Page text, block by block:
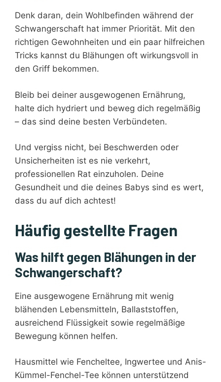
Denk daran, dein Wohlbefinden während der
Schwangerschaft hat immer Priorität. Mit den
richtigen Gewohnheiten und ein paar hilfreichen
Tricks kannst du Blähungen oft wirkungsvoll in
den Griff bekommen.
Bleib bei deiner ausgewogenen Ernährung,
halte dich hydriert und beweg dich regelmäßig
– das sind deine besten Verbündeten.
Und vergiss nicht, bei Beschwerden oder
Unsicherheiten ist es nie verkehrt,
professionellen Rat einzuholen. Deine
Gesundheit und die deines Babys sind es wert,
dass du auf dich achtest!
Häufig gestellte Fragen
Was hilft gegen Blähungen in der
Schwangerschaft?
Eine ausgewogene Ernährung mit wenig
blähenden Lebensmitteln, Ballaststoffen,
ausreichend Flüssigkeit sowie regelmäßige
Bewegung können helfen.
Hausmittel wie Fencheltee, Ingwertee und Anis-
Kümmel-Fenchel-Tee können unterstützend